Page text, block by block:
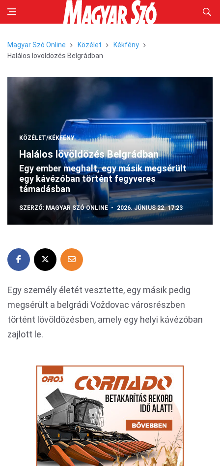
Magyar Szó Online Közélet
Kékfény
Halálos lövöldözés Belgrádban
KÖZÉLET/KÉKFÉNY
Halálos lövöldözés Belgrádban
Egy ember meghalt, egy másik megsérült
egy kávézóban történt fegyveres
támadásban
SZERZŐ: MAGYAR SZÓ ONLINE 2026. JÚNIUS 22. 17:23
Egy személy életét vesztette, egy másik pedig
megsérült a belgrádi Voždovac városrészben
történt lövöldözésben, amely egy helyi kávézóban
zajlott le.